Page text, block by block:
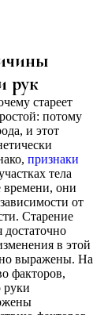
рук
стареет
потому
и этот
признаки
тела
времени, они
от
Старение
достаточно
в этой
выражены. На
факторов,
руки